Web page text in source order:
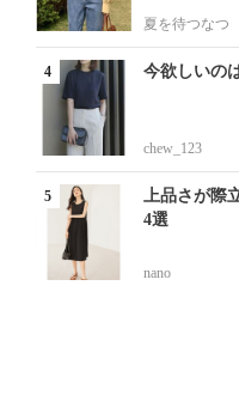
夏を待つなつ
今欲しいの
chew_123
上品さが際
4選
nano